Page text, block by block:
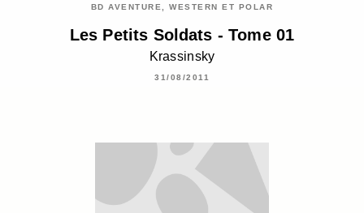
BD AVENTURE, WESTERN ET POLAR
Les Petits Soldats - Tome 01
Krassinsky
31/08/2011